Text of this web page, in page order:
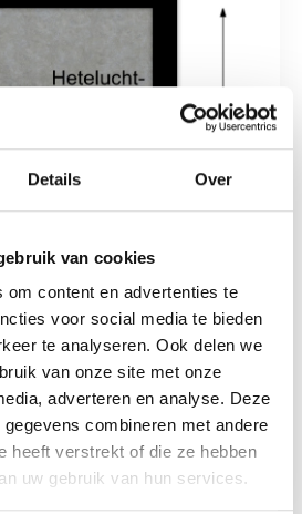
Details Over
van cookies
om content en advertenties te
voor social media te bieden
te analyseren. Ook delen we
van onze site met onze
adverteren en analyse. Deze
combineren met andere
heeft verstrekt of die ze hebben
uw gebruik van hun services.